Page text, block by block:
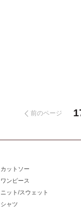
前のページ
カットソー
ワンピース
ニット/スウェット
シャツ